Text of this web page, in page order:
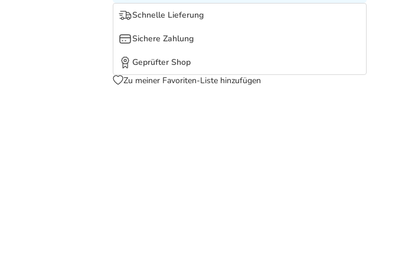
Schnelle Lieferung
Sichere Zahlung
Geprüfter Shop
Zu meiner Favoriten-Liste hinzufügen